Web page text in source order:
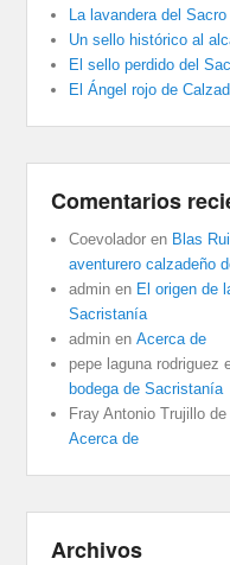
La lavandera del
Un sello histórico al
El sello perdido del
El Ángel rojo de
Comentarios
Coevolador en Blas
aventurero calzadeño
admin en El origen de
Sacristanía
admin enAcerca de
pepe laguna rodriguez
bodega de Sacristanía
Fray Antonio Trujillo
Acerca de
Archivos